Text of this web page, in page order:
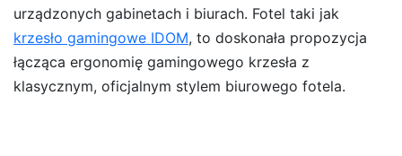
urządzonych gabinetach i biurach. Fotel taki jak
krzesło gamingowe IDOM, to doskonała propozycja
łącząca ergonomię gamingowego krzesła z
klasycznym, oficjalnym stylem biurowego fotela.